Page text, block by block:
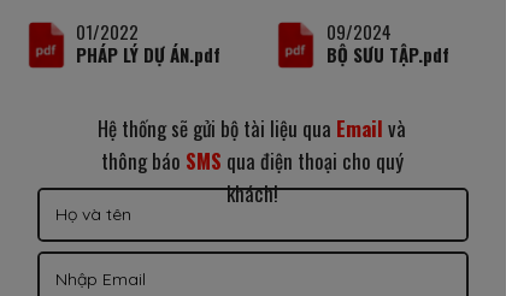
01/2022
PHÁP LÝ DỰ ÁN.pdf
09/2024
BỘ SƯU TẬP.pdf
Hệ thống sẽ gửi bộ tài liệu qua Email và
thông báo SMS qua điện thoại cho quý
khách!